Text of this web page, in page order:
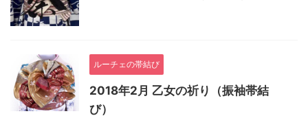
ルーチェの帯結び
2018年2月 乙女の祈り（振袖帯結
び）